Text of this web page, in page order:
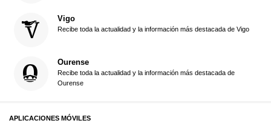
Vigo
Recibe toda la actualidad y la información más destacada de Vigo
Ourense
Recibe toda la actualidad y la información más destacada de
Ourense
APLICACIONES MÓVILES